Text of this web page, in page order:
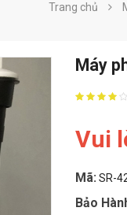
Trang chủ
Máy
Vui
Mã: SR-
Bảo